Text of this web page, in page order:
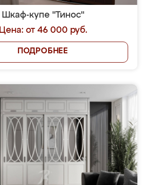
Шкаф-купе "Тинос"
Цена: от 46 000 руб.
ПОДРОБНЕЕ